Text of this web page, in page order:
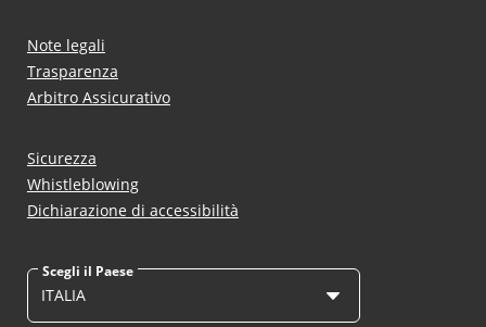
Note legali
Trasparenza
Arbitro Assicurativo
Sicurezza
Whistleblowing
Dichiarazione di accessibilità
Scegli il Paese
ITALIA